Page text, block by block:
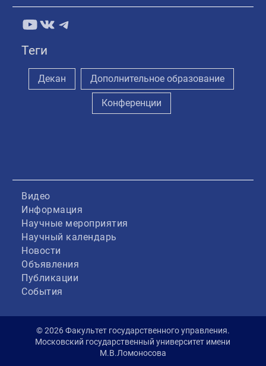
YouTube
ВКонтакте
Telegram
Теги
Декан Дополнительное образование
Конференции
Видео
Информация
Научные мероприятия
Научный календарь
Новости
Объявления
Публикации
События
© 2026 Факультет государственного управления.
Московский государственный университет имени
М.В.Ломоносова